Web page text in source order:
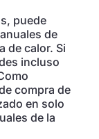
puede
de
de calor. Si
incluso
compra de
en solo
de la